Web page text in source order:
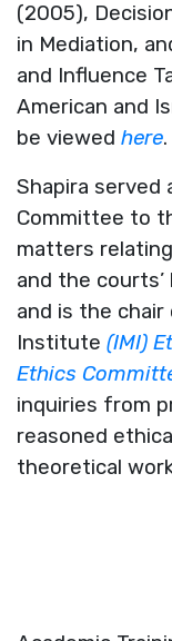
(2005),
in Mediation,
and Influence
American and
be viewed here.
Shapira served
Committee to
matters
and the
and is the
Institute (IMI)
Ethics
inquiries from
reasoned
theoretical